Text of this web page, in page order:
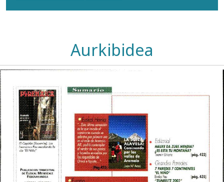
Aurkibidea